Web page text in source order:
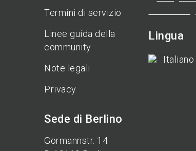
Termini di servizio
Linee guida della
community
Note legali
Privacy
Sede di Berlino
Gormannstr. 14
Lingua
Italiano